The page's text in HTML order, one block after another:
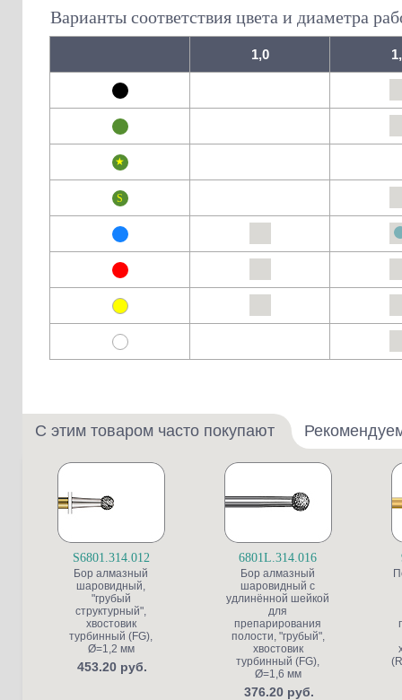
Варианты соответствия цвета и диаметра
1,0
С этим товаром часто покупают
S6801.314.012
Бор алмазный
шаровидный,
"грубый
структурный",
хвостовик
турбинный (FG),
Ø=1,2 мм
453.20 руб.
6801L.314.016
Бор алмазный
шаровидный с
удлинённой шейкой
для
препарирования
полости, "грубый",
хвостовик
турбинный (FG),
Ø=1,6 мм
376.20 руб.